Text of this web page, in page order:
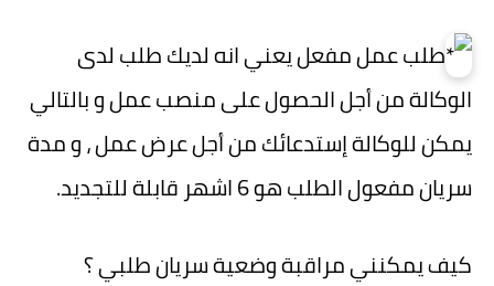
طلب عمل مفعل يعني انه لديك طلب لدى
الوكالة من أجل الحصول على منصب عمل و بالتالي
يمكن للوكالة إستدعائك من أجل عرض عمل ، و مدة
سريان مفعول الطلب هو 6 اشهر قابلة للتجديد.
كيف يمكنني مراقبة وضعية سريان طلبي ؟